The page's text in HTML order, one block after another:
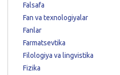
Falsafa
Fan va texnologiyalar
Fanlar
Farmatsevtika
Filologiya va lingvistika
Fizika